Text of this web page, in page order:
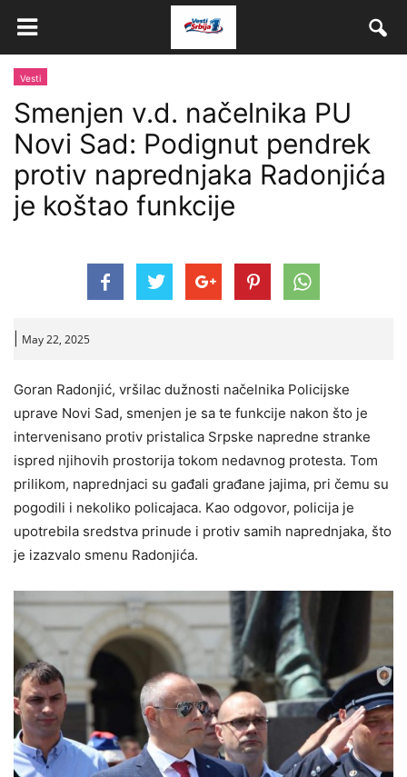
Vesti
Smenjen v.d. načelnika PU
Novi Sad: Podignut pendrek
protiv naprednjaka Radonjića
je koštao funkcije
May 22, 2025
Goran Radonjić, vršilac dužnosti načelnika Policijske
uprave Novi Sad, smenjen je sa te funkcije nakon što je
intervenisano protiv pristalica Srpske napredne stranke
ispred njihovih prostorija tokom nedavnog protesta. Tom
prilikom, naprednjaci su gađali građane jajima, pri čemu su
pogodili i nekoliko policajaca. Kao odgovor, policija je
upotrebila sredstva prinude i protiv samih naprednjaka, što
je izazvalo smenu Radonjića.